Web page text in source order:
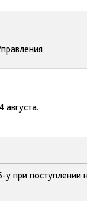
августа.
при поступлении